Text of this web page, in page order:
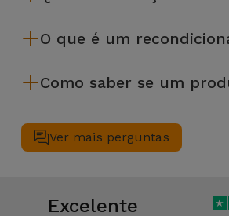
equipamento recondicionado da
O que é um
de leasing ou de renovação de
Como saber se um
Antes de chegarem até si, todos os
40 parâmetros, nomeadamente no
Ver mais perguntas
Excelente ★